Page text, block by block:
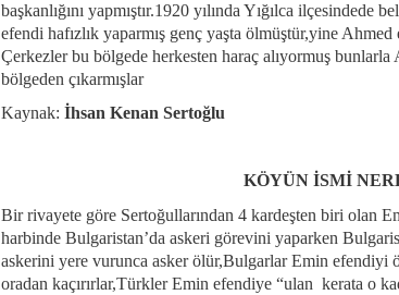
başkanlığını yapmıştır.1920 yılında Yığılca ilçesindede
efendi hafızlık yaparmış genç yaşta ölmüştür,yine
Çerkezler bu bölgede herkesten haraç alıyormuş
bölgeden çıkarmışlar
Kaynak: İhsan Kenan Sertoğlu
KÖYÜN İSMİ
Bir rivayete göre Sertoğullarından 4 kardeşten biri olan
harbinde Bulgaristan’da askeri görevini yaparken
askerini yere vurunca asker ölür,Bulgarlar Emin efendiyi
oradan kaçırırlar,Türkler Emin efendiye “ulan kerata o